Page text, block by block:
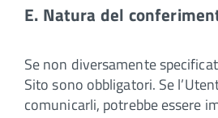
E. Natura del
Se non diversamente
Sito sono obbligatori. Se
comunicarli, potrebbe essere